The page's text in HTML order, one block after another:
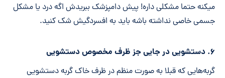
میکنه حتما مشکلی داره! پیش دامپزشک ببریدش اگه درد یا مشکل
جسمی خاصی نداشته باشه باید به افسردگیش شک کنید.
۶. دستشویی در جایی جز ظرف مخصوص دستشویی
گربه‌هایی که قبلا به صورت منظم در ظرف خاک گربه دستشویی